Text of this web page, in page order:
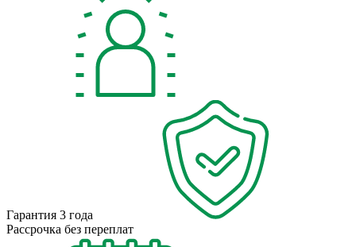
Гарантия 3 года
Рассрочка без переплат